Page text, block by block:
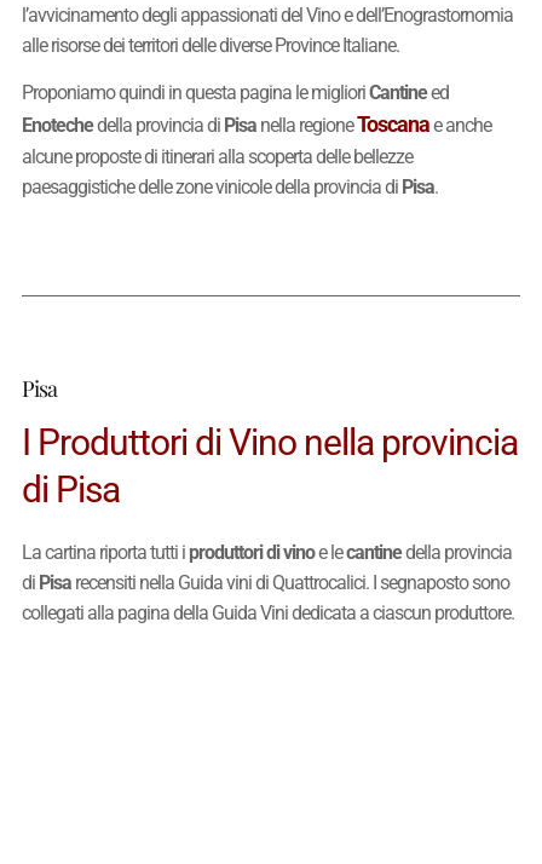
l’avvicinamento degli appassionati del Vino e dell’Enograstornomia
alle risorse dei territori delle diverse Province Italiane.
Proponiamo quindi in questa pagina le miglioriCantineed
Enotechedella provincia di Pisanella regioneToscanae anche
alcune proposte di itinerari alla scoperta delle bellezze
paesaggistiche delle zone vinicole della provincia di Pisa.
Pisa
I Produttori di Vino nella provincia
di Pisa
La cartina riporta tutti i produttori di vinoe lecantinedella provincia
di Pisarecensiti nella Guida vini di Quattrocalici. I segnaposto sono
collegati alla pagina della Guida Vini dedicata a ciascun produttore.